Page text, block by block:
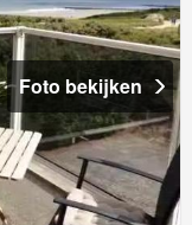
Foto bekijken